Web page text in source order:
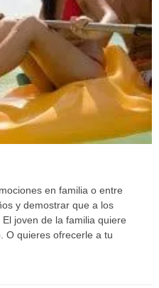
en familia o entre
y demostrar que a los
joven de la familia quiere
O quieres ofrecerle a tu